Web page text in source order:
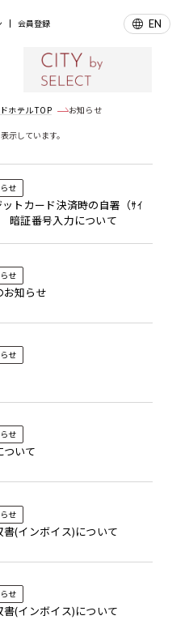
会員登録 EN
ホテル TOP お知らせ
しています。
せ
ットカード決済時の自署（ｻｲ
証番号入力について
せ
お知らせ
せ
せ
いて
せ
(インボイス)について
せ
(インボイス)について